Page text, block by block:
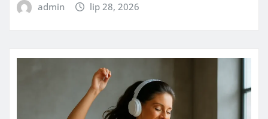
admin lip 28, 2026